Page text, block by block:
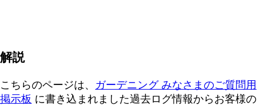
解説
こちらのページは、 ガーデニング みなさまのご質問用
掲示板 に書き込まれました過去ログ情報からお客様の